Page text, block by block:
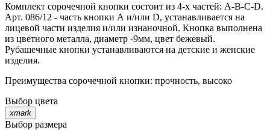
Комплект сорочечной кнопки состоит из 4-х частей: А-В-С-D.
Арт. 086/12 - часть кнопки А и/или D, устанавливается на
лицевой части изделия и/или изнаночной. Кнопка выполнена
из цветного металла, диаметр -9мм, цвет бежевый.
Рубашечные кнопки устанавливаются на детские и женские
изделия.
Преимущества сорочечной кнопки: прочность, высоко
Выбор цвета
xmark
Выбор размера